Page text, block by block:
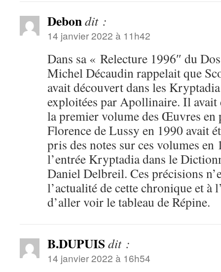
Debondit :
14 janvier 2022 à 11h42
Dans sa « Relecture 1996″ du
Michel Décaudin rappelait que
avait découvert dans les
exploitées par Apollinaire. Il avait
la premier volume des Œuvres en
Florence de Lussy en 1990 avait
pris des notes sur ces volumes en
l’entrée Kryptadia dans le
Daniel Delbreil. Ces précisions
l’actualité de cette chronique et à
d’aller voir le tableau de Répine.
B.DUPUIS dit :
14 janvier 2022 à 16h54